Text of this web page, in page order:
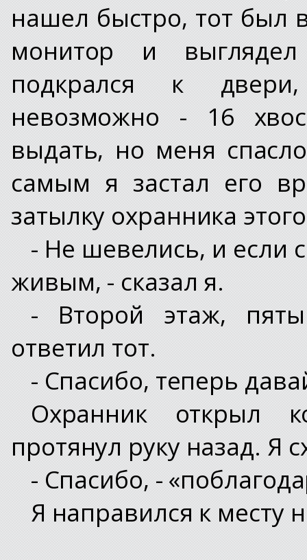
нашел быстро, тот был
монитор и
подкрался к
невозможно - 16
выдать, но меня
самым я застал его
затылку охранника
- Не шевелись, и если
живым, - сказал я.
- Второй этаж,
ответил тот.
- Спасибо, теперь
Охранник открыл
протянул руку назад. Я
- Спасибо, -
Я направился к месту